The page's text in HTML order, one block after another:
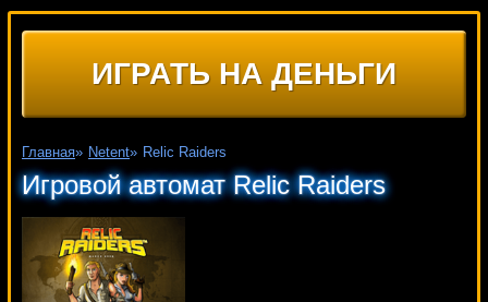
ИГРАТЬ НА ДЕНЬГИ
Главная» Netent» Relic Raiders
Игровой автомат Relic Raiders